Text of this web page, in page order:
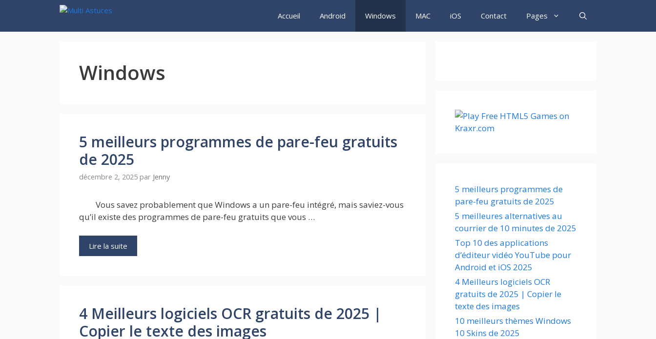
contenu
Accueil Android Windows MAC iOS Contact Pages
Windows
5 meilleurs programmes de pare-feu gratuits
de 2025
décembre 2, 2025 par Jenny
Vous savez probablement que Windows a un pare-feu intégré, mais saviez-vous
qu’il existe des programmes de pare-feu gratuits que vous …
Lire la suite
4 Meilleurs logiciels OCR gratuits de 2025 |
Copier le texte des images
5 meilleurs programmes de
pare-feu gratuits de 2025
5 meilleures alternatives au
courrier de 10 minutes de 2025
Top 10 des applications
d’éditeur vidéo YouTube pour
Android et iOS 2025
4 Meilleurs logiciels OCR
gratuits de 2025 | Copier le
texte des images
10 meilleurs thèmes Windows
10 Skins de 2025